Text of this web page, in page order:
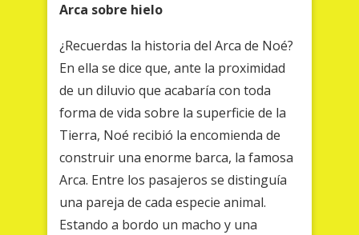
Arca sobre hielo
¿Recuerdas la historia del Arca de Noé?
En ella se dice que, ante la proximidad
de un diluvio que acabaría con toda
forma de vida sobre la superficie de la
Tierra, Noé recibió la encomienda de
construir una enorme barca, la famosa
Arca. Entre los pasajeros se distinguía
una pareja de cada especie animal.
Estando a bordo un macho y una